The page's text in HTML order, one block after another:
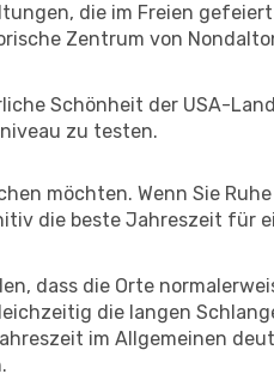
die im Freien
Zentrum von
Schönheit der USA-
zu testen.
möchten. Wenn Sie
die beste Jahreszeit für
dass die Orte
die langen
im Allgemeinen